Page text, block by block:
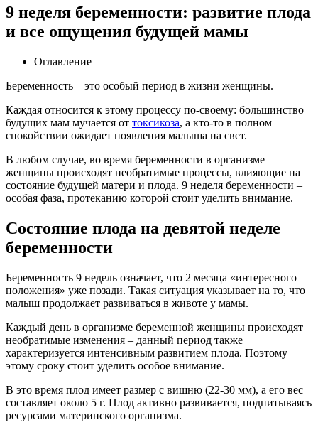
9 неделя беременности: развитие плода
и все ощущения будущей мамы
Оглавление
Беременность – это особый период в жизни женщины.
Каждая относится к этому процессу по-своему: большинство
будущих мам мучается от токсикоза, а кто-то в полном
спокойствии ожидает появления малыша на свет.
В любом случае, во время беременности в организме
женщины происходят необратимые процессы, влияющие на
состояние будущей матери и плода. 9 неделя беременности –
особая фаза, протеканию которой стоит уделить внимание.
Состояние плода на девятой неделе
беременности
Беременность 9 недель означает, что 2 месяца «интересного
положения» уже позади. Такая ситуация указывает на то, что
малыш продолжает развиваться в животе у мамы.
Каждый день в организме беременной женщины происходят
необратимые изменения – данный период также
характеризуется интенсивным развитием плода. Поэтому
этому сроку стоит уделить особое внимание.
В это время плод имеет размер с вишню (22-30 мм), а его вес
составляет около 5 г. Плод активно развивается, подпитываясь
ресурсами материнского организма.